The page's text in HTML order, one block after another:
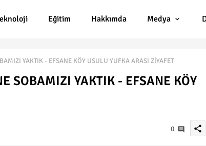
Eğitim Hakkımda Medya
YAKTIK - EFSANE KÖY USULU YUFKA ARASI ZİYAFET
SOBAMIZI YAKTIK - EFSANE KÖY
0 share